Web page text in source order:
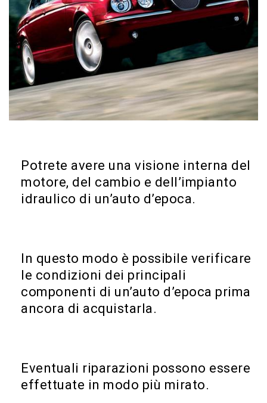
Potrete avere una visione interna del
motore, del cambio e dell’impianto
idraulico di un’auto d’epoca.
In questo modo è possibile verificare
le condizioni dei principali
componenti di un’auto d’epoca prima
ancora di acquistarla.
Eventuali riparazioni possono essere
effettuate in modo più mirato.